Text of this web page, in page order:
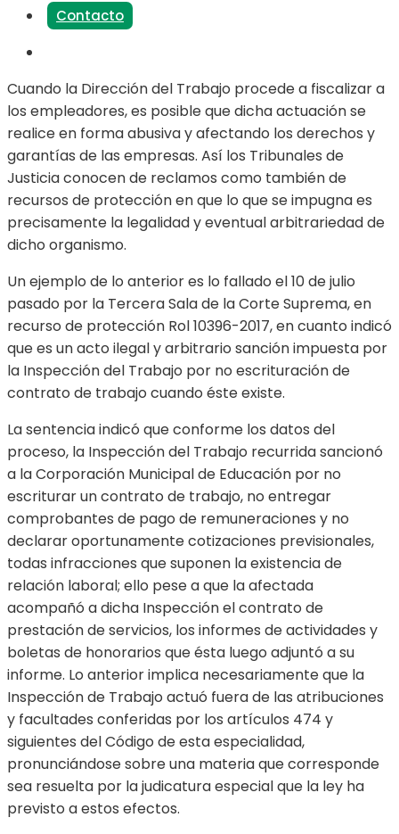
Contacto
Cuando la Dirección del Trabajo procede a fiscalizar a
los empleadores, es posible que dicha actuación se
realice en forma abusiva y afectando los derechos y
garantías de las empresas. Así los Tribunales de
Justicia conocen de reclamos como también de
recursos de protección en que lo que se impugna es
precisamente la legalidad y eventual arbitrariedad de
dicho organismo.
Un ejemplo de lo anterior es lo fallado el 10 de julio
pasado por la Tercera Sala de la Corte Suprema, en
recurso de protección Rol 10396-2017, en cuanto indicó
que es un acto ilegal y arbitrario sanción impuesta por
la Inspección del Trabajo por no escrituración de
contrato de trabajo cuando éste existe.
La sentencia indicó que conforme los datos del
proceso, la Inspección del Trabajo recurrida sancionó
a la Corporación Municipal de Educación por no
escriturar un contrato de trabajo, no entregar
comprobantes de pago de remuneraciones y no
declarar oportunamente cotizaciones previsionales,
todas infracciones que suponen la existencia de
relación laboral; ello pese a que la afectada
acompañó a dicha Inspección el contrato de
prestación de servicios, los informes de actividades y
boletas de honorarios que ésta luego adjuntó a su
informe. Lo anterior implica necesariamente que la
Inspección de Trabajo actuó fuera de las atribuciones
y facultades conferidas por los artículos 474 y
siguientes del Código de esta especialidad,
pronunciándose sobre una materia que corresponde
sea resuelta por la judicatura especial que la ley ha
previsto a estos efectos.